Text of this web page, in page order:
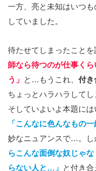
一方、亮と未知はいつ
していました。
待たせてしまったこと
師なら待つのが仕事く
う」 と…もうこれ、 付き
ちょっとハラハラしてし
そしていよいよ本題に
「こんなに色んなもの
妙なニュアンスで…。し
らこんな面倒な奴じゃ
らない人と…」 と付き